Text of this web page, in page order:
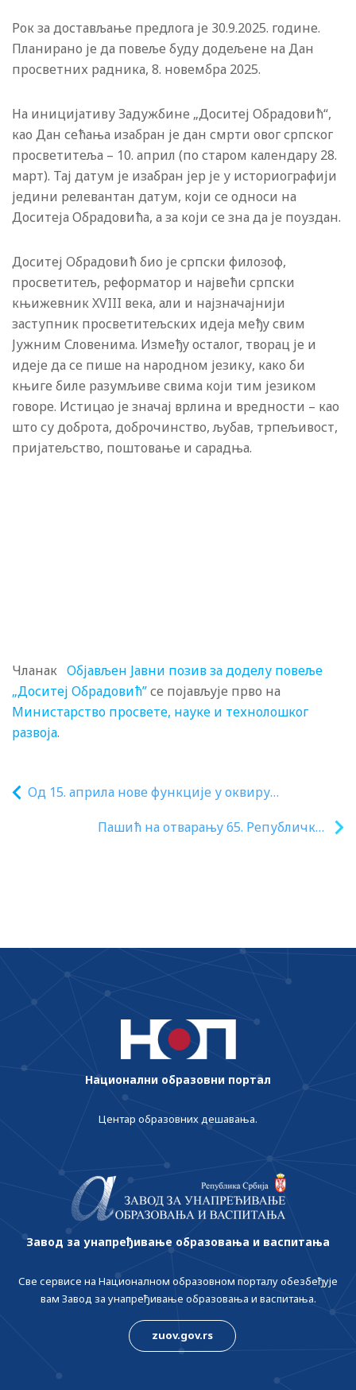
Рок за достављање предлога је 30.9.2025. године.
Планирано је да повеље буду додељене на Дан
просветних радника, 8. новембра 2025.
На иницијативу Задужбине „Доситеј Обрадовић“,
као Дан сећања изабран је дан смрти овог српског
просветитеља – 10. април (по старом календару 28.
март). Тај датум је изабран јер је у историографији
једини релевантан датум, који се односи на
Доситеја Обрадовића, а за који се зна да је поуздан.
Доситеј Обрадовић био је српски филозоф,
просветитељ, реформатор и највећи српски
књижевник XVIII века, али и најзначајнији
заступник просветитељских идеја међу свим
Јужним Словенима. Између осталог, творац је и
идеје да се пише на народном језику, како би
књиге биле разумљиве свима који тим језиком
говоре. Истицао је значај врлина и вредности – као
што су доброта, доброчинство, љубав, трпељивост,
пријатељство, поштовање и сарадња.
Чланак Објављен Jавни позив за доделу повеље
„Доситеј Обрадовић”се појављује прво на
Министарство просвете, науке и технолошког
развоја.
Од 15. априла нове функције у оквиру
процеса и смањења педагошке администрације
Пашић на отварању 65. Републичког
Национални образовни портал
Центар образовних дешавања.
Завод за унапређивање образовања и васпитања
Све сервисе на Националном образовном порталу обезбеђује
вам Завод за унапређивање образовања и васпитања.
zuov.gov.rs